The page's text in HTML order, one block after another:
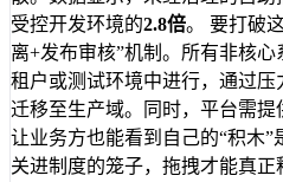
受控开发环境的2.8倍。 要打破
离+发布审核”机制。所有非核
租户或测试环境中进行，通过
迁移至生产域。同时，平台需提
让业务方也能看到自己的“积木
关进制度的笼子，拖拽才能真正